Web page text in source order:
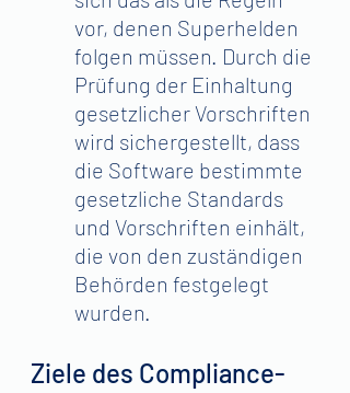
vor, denen Superhelden
folgen müssen. Durch die
Prüfung der Einhaltung
gesetzlicher Vorschriften
wird sichergestellt, dass
die Software bestimmte
gesetzliche Standards
und Vorschriften einhält,
die von den zuständigen
Behörden festgelegt
wurden.
Ziele des Compliance-